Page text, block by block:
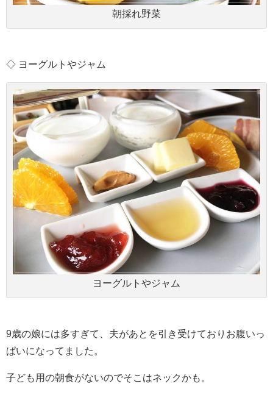
朝採れ野菜
◇ ヨーグルトやジャム
ヨーグルトやジャム
9歳の娘には多すぎて、夫があとを引き受けておりお腹いっ
ぱいになってました。
子ども用の朝食がないのでそこはネックかも。